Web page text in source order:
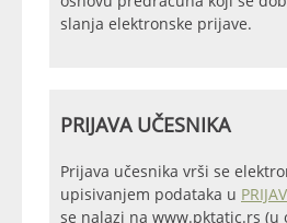
slanja elektronske prijave.
PRIJAVA UČESNIKA
Prijava učesnika vrši se
upisivanjem podataka u
se nalazi na www.pktatic.rs (u